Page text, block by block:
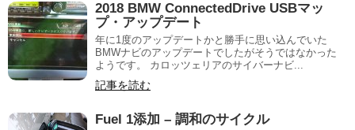
2018 BMW ConnectedDrive USBマッ
プ・アップデート
年に1度のアップデートかと勝手に思い込んでいた
BMWナビのアップデートでしたがそうではなかった
ようです。 カロッツェリアのサイバーナビ...
記事を読む
Fuel 1添加 – 調和のサイクル